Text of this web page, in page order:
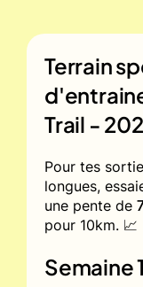
Terrain
Trail -
Pour tes
longues,
une pente de
pour 10km. 📈
Semaine 1